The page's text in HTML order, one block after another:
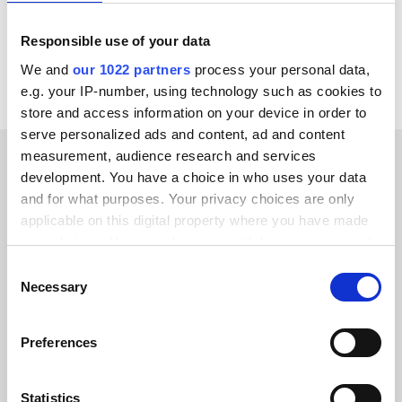
Responsible use of your data
We and our 1022 partners process your personal data,
e.g. your IP-number, using technology such as cookies to
store and access information on your device in order to
serve personalized ads and content, ad and content
measurement, audience research and services
development. You have a choice in who uses your data
and for what purposes. Your privacy choices are only
applicable on this digital property where you have made
your choices. You can change or withdraw your consent
the Privacy trigger icon.
Collect information about your geographical location
Identify your device by actively scanning it for
Selection
Necessary
Preferences
Statistics
Se alla KatanaPIM-integrationer
KUNDBERÄTTELSER
See how we’ve helped our
för första gången. Vi vet äntligen vart